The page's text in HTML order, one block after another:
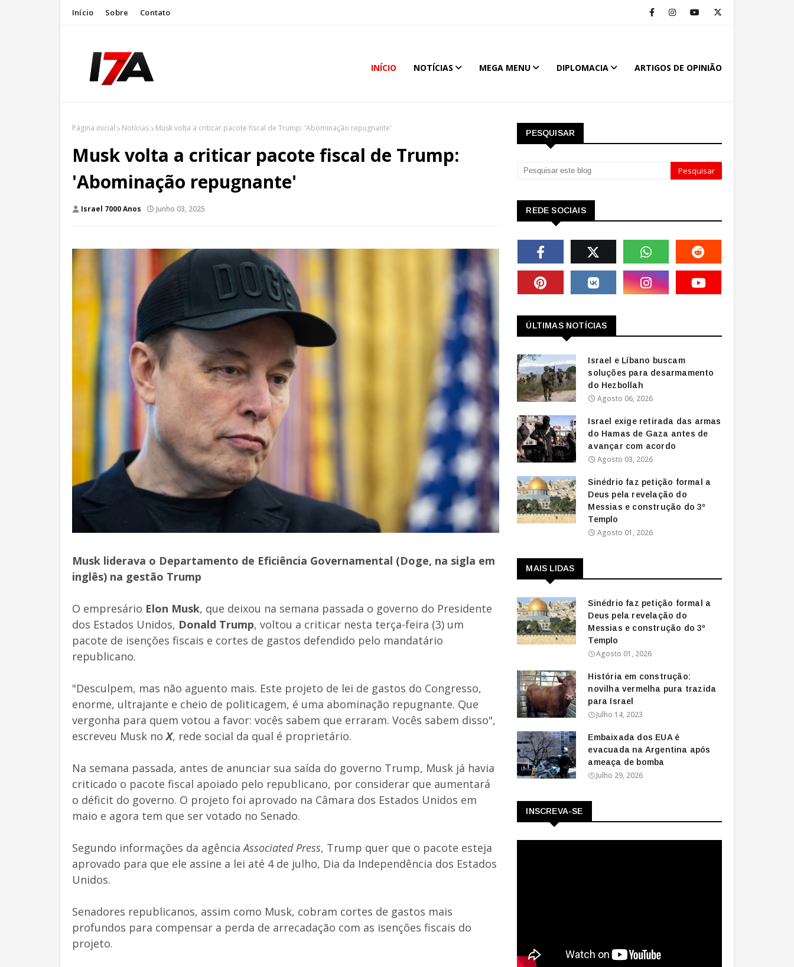
Início Sobre Contato
INÍCIO NOTÍCIAS MEGA MENU DIPLOMACIA ARTIGOS DE OPINIÃO
Página inicial Notícias Musk volta a criticar pacote fiscal de Trump: 'Abominação repugnante'
Musk volta a criticar pacote fiscal de Trump:
'Abominação repugnante'
Israel 7000 Anos Junho 03, 2025
Musk liderava o Departamento de Eficiência Governamental (Doge, na sigla em
inglês) na gestão Trump
O empresário Elon Musk, que deixou na semana passada o governo do Presidente
dos Estados Unidos, Donald Trump, voltou a criticar nesta terça-feira (3) um
pacote de isenções fiscais e cortes de gastos defendido pelo mandatário
republicano.
"Desculpem, mas não aguento mais. Este projeto de lei de gastos do Congresso,
enorme, ultrajante e cheio de politicagem, é uma abominação repugnante. Que
vergonha para quem votou a favor: vocês sabem que erraram. Vocês sabem disso",
escreveu Musk no X, rede social da qual é proprietário.
Na semana passada, antes de anunciar sua saída do governo Trump, Musk já havia
criticado o pacote fiscal apoiado pelo republicano, por considerar que aumentará
o déficit do governo. O projeto foi aprovado na Câmara dos Estados Unidos em
maio e agora tem que ser votado no Senado.
Segundo informações da agênciaAssociated Press, Trump quer que o pacote esteja
aprovado para que ele assine a lei até 4 de julho, Dia da Independência dos Estados
Unidos.
Senadores republicanos, assim como Musk, cobram cortes de gastos mais
profundos para compensar a perda de arrecadação com as isenções fiscais do
projeto.
PESQUISAR
REDE SOCIAIS
ÚLTIMAS NOTÍCIAS
Israel e Líbano buscam
soluções para desarmamento
do Hezbollah
Agosto 06, 2026
Israel exige retirada das armas
do Hamas de Gaza antes de
avançar com acordo
Agosto 03, 2026
Sinédrio faz petição formal a
Deus pela revelação do
Messias e construção do 3º
Templo
Agosto 01, 2026
MAIS LIDAS
Sinédrio faz petição formal a
Deus pela revelação do
Messias e construção do 3º
Templo
Agosto 01, 2026
História em construção:
novilha vermelha pura trazida
para Israel
Julho 14, 2023
Embaixada dos EUA é
evacuada na Argentina após
ameaça de bomba
Julho 29, 2026
INSCREVA-SE